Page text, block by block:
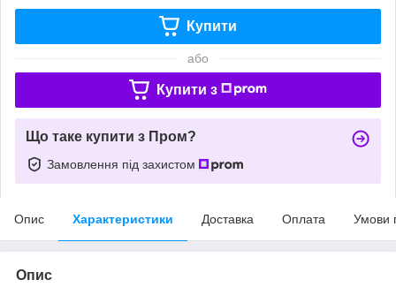
Купити
або
Купити з
Що таке купити з Пром?
Замовлення під захистом
Опис Характеристики Доставка Оплата Умови
Опис